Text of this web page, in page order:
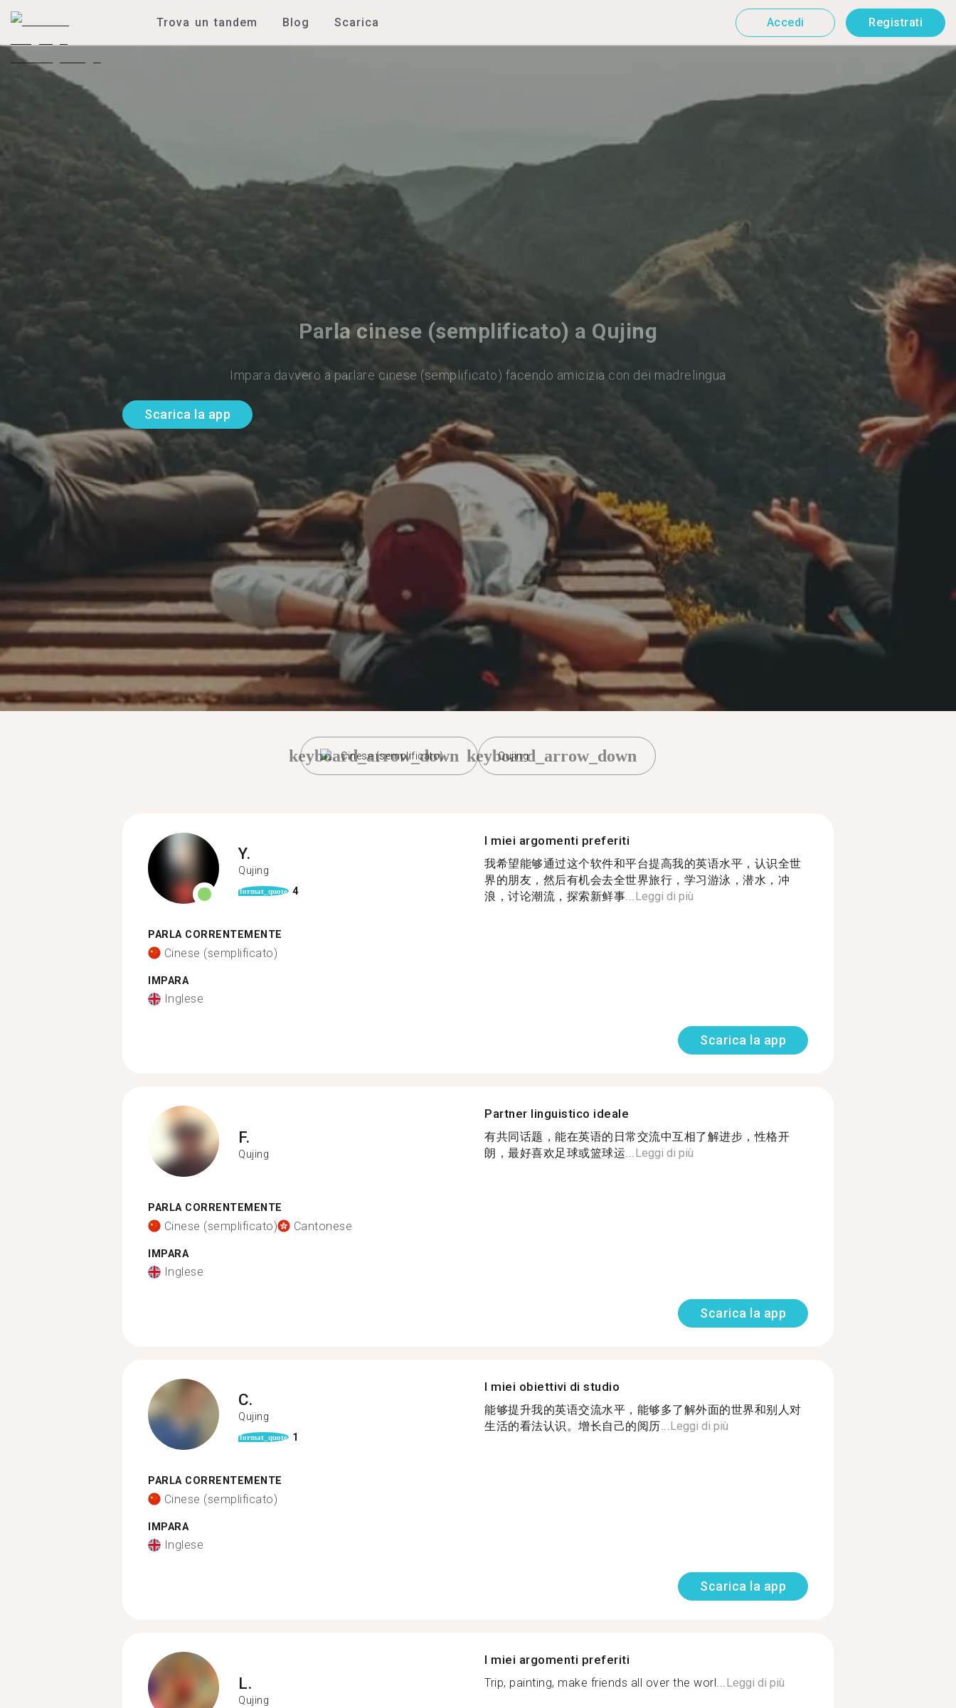
Trova un tandem Blog Scarica Accedi Registrati
Parla cinese (semplificato) a Qujing
Impara davvero a parlare cinese (semplificato) facendo amicizia con dei madrelingua
Scarica la app
Cinese (semplificato)
keyboard_arrow_down Qujing
keyboard_arrow_down
Y.
Qujing
format_quote 4
PARLA CORRENTEMENTE
Cinese (semplificato)
IMPARA
Inglese
I miei argomenti preferiti
我希望能够通过这个软件和平台提高我的英语水平，认识全世
界的朋友，然后有机会去全世界旅行，学习游泳，潜水，冲
浪，讨论潮流，探索新鲜事...Leggi di più
Scarica la app
F.
Qujing
PARLA CORRENTEMENTE
Cinese (semplificato) Cantonese
IMPARA
Inglese
Partner linguistico ideale
有共同话题，能在英语的日常交流中互相了解进步，性格开
朗，最好喜欢足球或篮球运...Leggi di più
Scarica la app
C.
Qujing
format_quote 1
PARLA CORRENTEMENTE
Cinese (semplificato)
IMPARA
Inglese
I miei obiettivi di studio
能够提升我的英语交流水平，能够多了解外面的世界和别人对
生活的看法认识。增长自己的阅历...Leggi di più
Scarica la app
L.
Qujing
I miei argomenti preferiti
Trip, painting, make friends all over the worl...Leggi di più